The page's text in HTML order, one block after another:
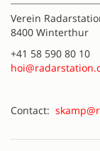
Verein
8400 Winterthur
+41 58 590 80 10
Contact: